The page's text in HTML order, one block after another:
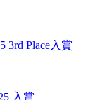
3rd Place入賞
入賞